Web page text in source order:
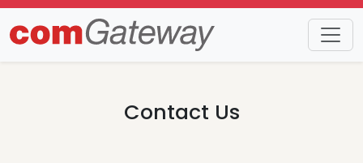
Contact Us